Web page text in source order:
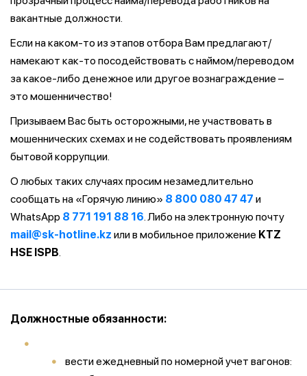
вакантные должности.
Если на каком-то из этапов отбора Вам предлагают/
намекают как-то посодействовать с наймом/переводом
за какое-либо денежное или другое вознаграждение –
это мошенничество!
Призываем Вас быть осторожными, не участвовать в
мошеннических схемах и не содействовать проявлениям
бытовой коррупции.
О любых таких случаях просим незамедлительно
сообщать на «Горячую линию» 8 800 080 47 47 и
WhatsApp 8 771 191 88 16. Либо на электронную почту
mail@sk-hotline.kz или в мобильное приложение KTZ
HSE ISPB.
Должностные обязанности:
вести ежедневный по номерной учет вагонов: